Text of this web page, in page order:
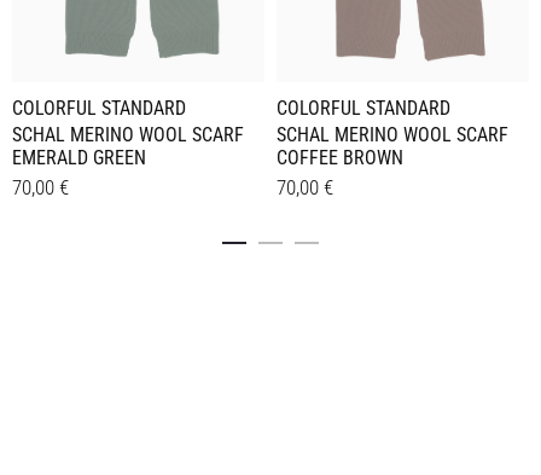
COLORFUL STANDARD
SCHAL MERINO WOOL SCARF
EMERALD GREEN
70,00 €
COLORFUL STANDARD
SCHAL MERINO WOOL SCARF
COFFEE BROWN
70,00 €